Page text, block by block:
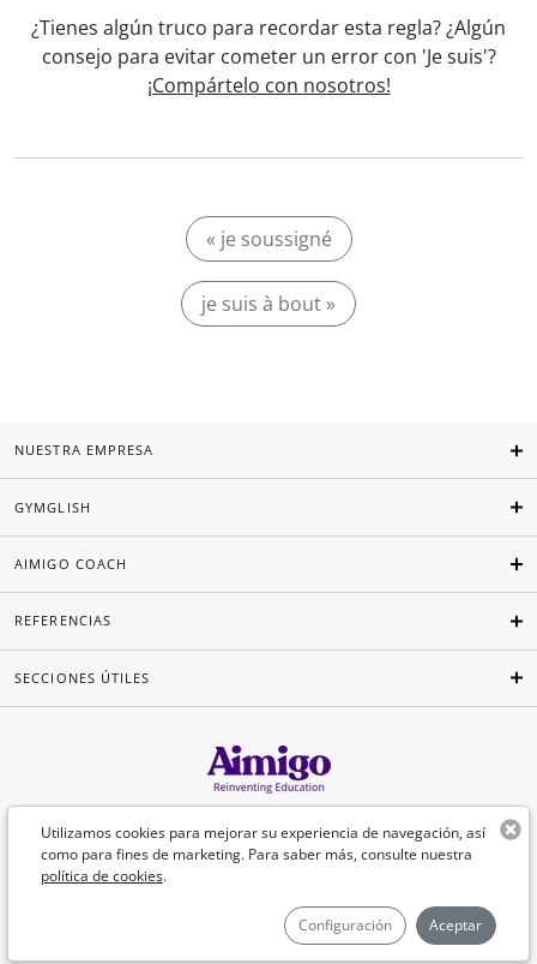
¿Tienes algún truco para recordar esta regla? ¿Algún
consejo para evitar cometer un error con 'Je suis'?
¡Compártelo con nosotros!
« je soussigné
je suis à bout »
Utilizamos cookies para mejorar su experiencia de navegación, así
como para fines de marketing. Para saber más, consulte nuestra
política de cookies.
Configuración Aceptar
NUESTRA EMPRESA
GYMGLISH
AIMIGO COACH
REFERENCIAS
SECCIONES ÚTILES
Español